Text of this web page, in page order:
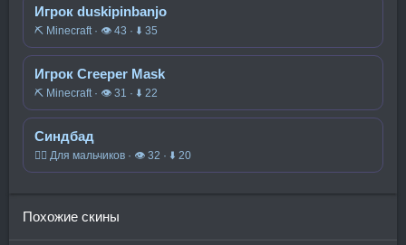
Игрок duskipinbanjo
⛏️ Minecraft · 👁 43 · ⬇ 35
Игрок Creeper Mask
⛏️ Minecraft · 👁 31 · ⬇ 22
Синдбад
🧍‍♂️ Для мальчиков · 👁 32 · ⬇ 20
Похожие скины